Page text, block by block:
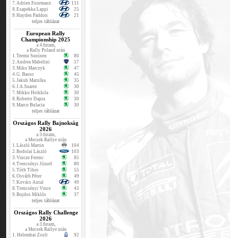
7.Adrien Fourmaux
111
8.Esapekka Lappi
25
9.Hayden Paddon 21
teljes táblázat
European Rally
Championship 2025
a 4.futam,
a Rally Poland után
1.Teemu Suninen
80
2.Andrea Mabelini
57
3.Miko Marczyk
47
4.G. Basso
45
5.Jakub Matulka
35
6.J.A.Suarez
30
7.Mikko Heikkila
30
8.Roberto Dapra
30
9.Marco Bulacia 30
teljes táblázat
Országos Rally Bajnokság
2026
a 3.futam,
a Mecsek Rallye után
1.László Martin
104
2.Bodolai László
103
3.Vincze Ferenc
85
4.Trencsényi József
80
5.Tóth Tibor
55
6.Osváth Péter
49
7.Kovács Antal
49
8.Trencsényi Vince
43
9.Bujdos Miklós 37
teljes táblázat
Országos Rally Challenge
2026
a 3.futam,
a Mecsek Rallye után
1. Helembai Zsolt
92